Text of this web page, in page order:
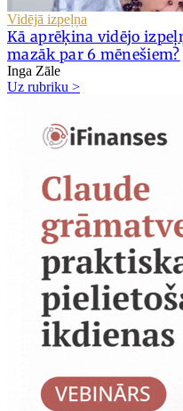
Vidējā izpeļņa
Kā aprēķina vidējo
mazāk par 6 mēnešiem?
Inga Zāle
Uz rubriku >